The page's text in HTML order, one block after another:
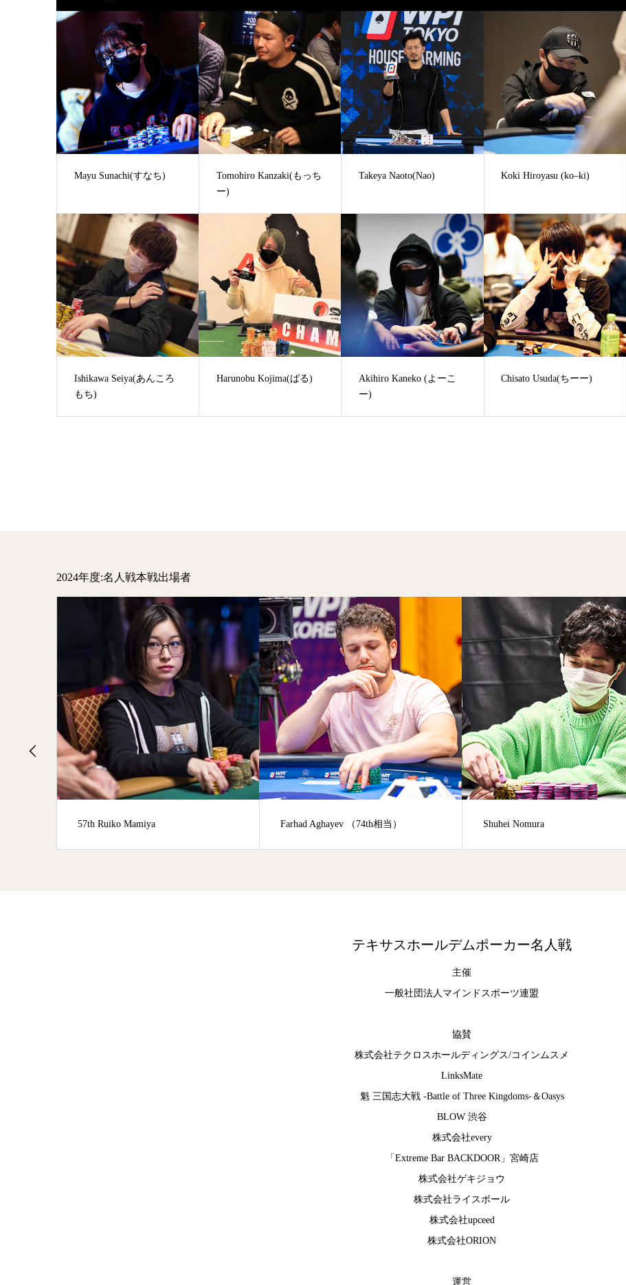
Mayu Sunachi(すなち)
Tomohiro Kanzaki(もっち
ー)
Takeya Naoto(Nao) Koki Hiroyasu (ko–ki)
Ishikawa Seiya(あんころ
もち)
Harunobu Kojima(ばる)
Akihiro Kaneko (よーこ
ー)
Chisato Usuda(ちーー)
2024年度:名人戦本戦出場者
Farhad Aghayev （74th相当） Shuhei Nomura 30th Kyosuke Nagami
テキサスホールデムポーカー名人戦
主催
一般社団法人マインドスポーツ連盟
協賛
株式会社テクロスホールディングス/コインムスメ
LinksMate
魁 三国志大戦 -Battle of Three Kingdoms-＆ Oasys
BLOW 渋谷
株式会社every
「Extreme Bar BACKDOOR」宮崎店
株式会社ゲキジョウ
株式会社ライスボール
株式会社upceed
株式会社ORION
運営